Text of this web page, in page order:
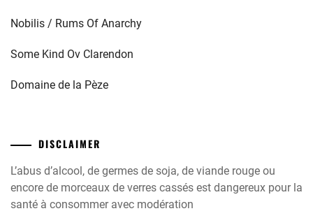
Nobilis / Rums Of Anarchy
Some Kind Ov Clarendon
Domaine de la Pèze
DISCLAIMER
L’abus d’alcool, de germes de soja, de viande rouge ou
encore de morceaux de verres cassés est dangereux pour la
santé à consommer avec modération